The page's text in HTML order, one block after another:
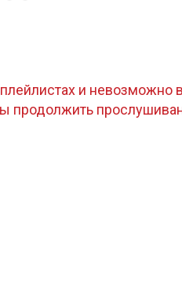
и невозможно
продолжить